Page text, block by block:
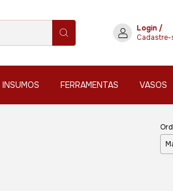
Login /
Cadastre-
INSUMOS FERRAMENTAS VASOS